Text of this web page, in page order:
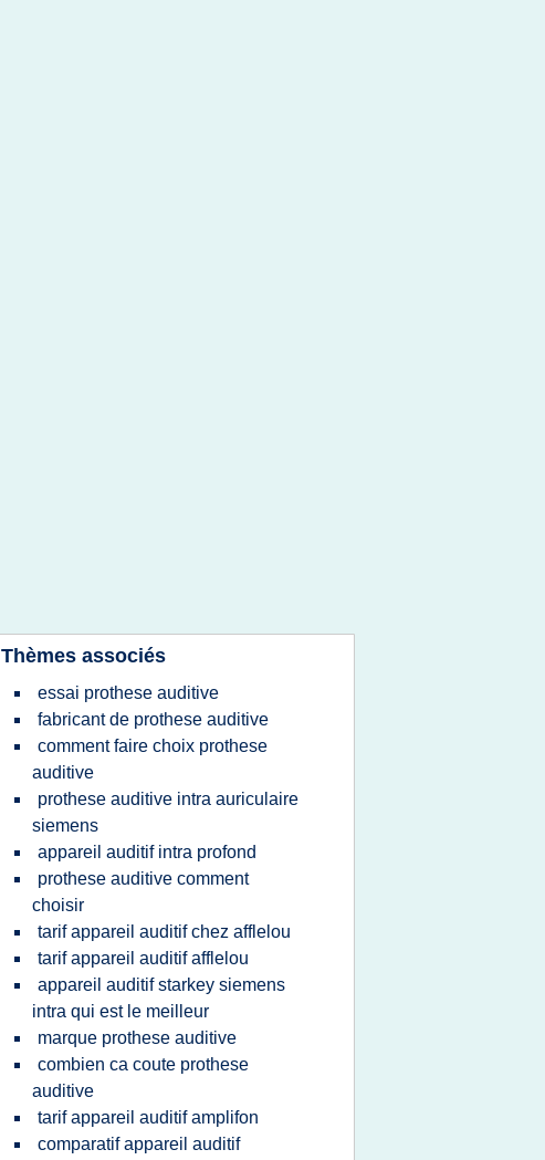
Thèmes associés
essai prothese auditive
fabricant de prothese auditive
comment faire choix prothese
auditive
prothese auditive intra auriculaire
siemens
appareil auditif intra profond
prothese auditive comment
choisir
tarif appareil auditif chez afflelou
tarif appareil auditif afflelou
appareil auditif starkey siemens
intra qui est le meilleur
marque prothese auditive
combien ca coute prothese
auditive
tarif appareil auditif amplifon
comparatif appareil auditif